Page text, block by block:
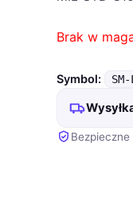
Brak w
Symbol: SM-
Bezpieczne